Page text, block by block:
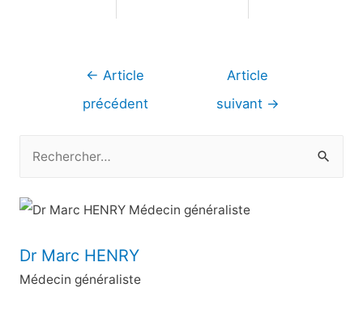
Navigation
← Article
précédent
Article
suivant →
c
e
r
Dr Marc HENRY
Médecin généraliste